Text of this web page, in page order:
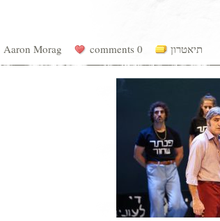
Aaron Morag 0 comments תיאטרון